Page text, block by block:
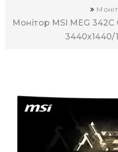
Монітор MSI MEG
3440х1440/